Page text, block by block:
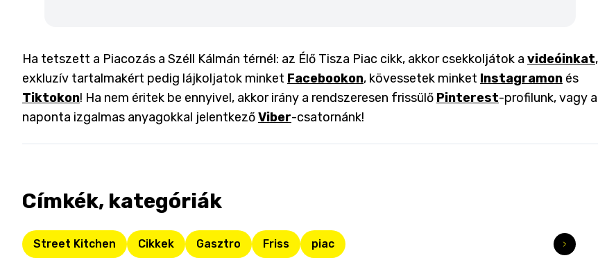
Ha tetszett a Piacozás a Széll Kálmán térnél: az Élő Tisza Piac cikk, akkor csekkoljátok a videóinkat,
exkluzív tartalmakért pedig lájkoljatok minket Facebookon, kövessetek minket Instagramon és
Tiktokon! Ha nem éritek be ennyivel, akkor irány a rendszeresen frissülő Pinterest-profilunk, vagy a
naponta izgalmas anyagokkal jelentkezőViber-csatornánk!
Címkék, kategóriák
Street Kitchen Cikkek Gasztro Friss piac